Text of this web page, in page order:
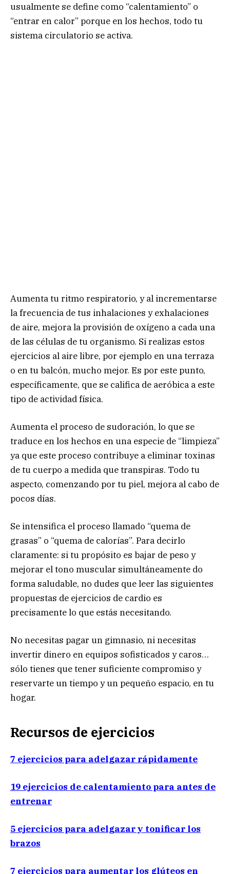
usualmente se define como “calentamiento” o
“entrar en calor” porque en los hechos, todo tu
sistema circulatorio se activa.
Aumenta tu ritmo respiratorio, y al incrementarse
la frecuencia de tus inhalaciones y exhalaciones
de aire, mejora la provisión de oxígeno a cada una
de las células de tu organismo. Si realizas estos
ejercicios al aire libre, por ejemplo en una terraza
o en tu balcón, mucho mejor. Es por este punto,
específicamente, que se califica de aeróbica a este
tipo de actividad física.
Aumenta el proceso de sudoración, lo que se
traduce en los hechos en una especie de “limpieza”
ya que este proceso contribuye a eliminar toxinas
de tu cuerpo a medida que transpiras. Todo tu
aspecto, comenzando por tu piel, mejora al cabo de
pocos días.
Se intensifica el proceso llamado “quema de
grasas” o “quema de calorías”. Para decirlo
claramente: si tu propósito es bajar de peso y
mejorar el tono muscular simultáneamente do
forma saludable, no dudes que leer las siguientes
propuestas de ejercicios de cardio es
precisamente lo que estás necesitando.
No necesitas pagar un gimnasio, ni necesitas
invertir dinero en equipos sofisticados y caros…
sólo tienes que tener suficiente compromiso y
reservarte un tiempo y un pequeño espacio, en tu
hogar.
Recursos de ejercicios
7 ejercicios para adelgazar rápidamente
19 ejercicios de calentamiento para antes de
entrenar
5 ejercicios para adelgazar y tonificar los
brazos
7 ejercicios para aumentar los glúteos en